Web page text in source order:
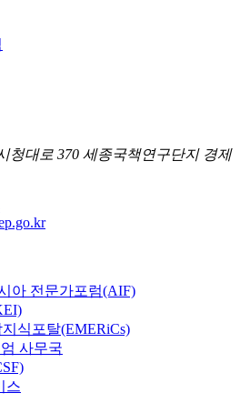
청대로 370 세종국책연구단지 경제
아 전문가포럼(AIF)
식포탈(EMERiCs)
사무국
스